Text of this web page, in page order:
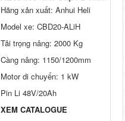
Hãng xản xuất: Anhui Heli
Model xe: CBD20-ALiH
Tải trọng nâng: 2000 Kg
Càng nâng: 1150/1200mm
Motor di chuyển: 1 kW
Pin Li 48V/20Ah
XEM CATALOGUE